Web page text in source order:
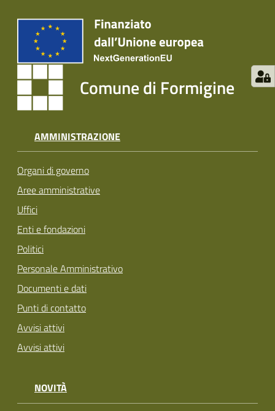
Comune di Formigine
AMMINISTRAZIONE
Organi di governo
Aree amministrative
Uffici
Enti e fondazioni
Politici
Personale Amministrativo
Documenti e dati
Punti di contatto
Avvisi attivi
Avvisi attivi
NOVITÀ